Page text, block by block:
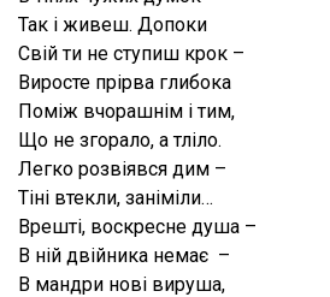
Так і живеш. Допоки
Свій ти не ступиш крок –
Виросте прірва глибока
Поміж вчорашнім і тим,
Що не згорало, а тліло.
Легко розвіявся дим –
Тіні втекли, заніміли…
Врешті, воскресне душа –
В ній двійника немає –
В мандри нові вируша,